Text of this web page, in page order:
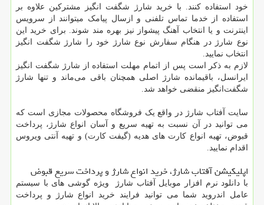
خود استفاده کنند. با خرید شارژ شگفت انگیز مشترکین علاوه بر
استفاده از خدما تماس تلفنی و ازسال پیامک میتوانند از سرویس
اینترنت و یا انتخاب آهنگ پیشواز نیز بهره مند شوند. برای خرید این
نوع شارژ در هنگام سفارش نوع شارژ خود را شارژ شگفت انگیز
انتخاب نمایید.
لازم به ذکر است پس از اتمام مهلت استفاده از شارژ شگفت انگیز
ایرانسل، باقیمانده شارژ اصلی همچنان باقی می‌ماند و تنها شارژ
شگفت‌انگیز منقضی خواهد شد.
سایت آفتاب شارژ در واقع یک فروشگاه محصولات مجازی است که
می توانید در آن نسبت به تهیه سریع و آسان انواع شارژ، پرداخت
قبوض، تهیه انواع کارت های هدیه (گیفت کارت) و تهیه آنتی ویروس
اقدام نمایید.
اپلیکیشن آفتاب شارژ، خرید انواع شارژ و پرداخت سریع قبوض
با دانلود نرم افزار موبایل آفتاب شارژ ویژه گوشی های با سیستم
عامل اندروید شما می توانید فرایند خرید انواع شارژ و پرداخت